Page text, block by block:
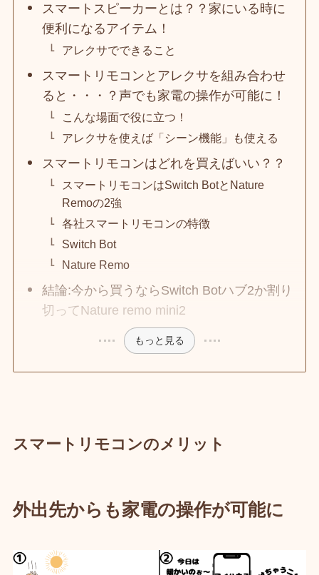
スマートスピーカーとは？？家にいる時に
便利になるアイテム！
アレクサでできること
スマートリモコンとアレクサを組み合わせ
ると・・・？声でも家電の操作が可能に！
こんな場面で役に立つ！
アレクサを使えば「シーン機能」も使える
スマートリモコンはどれを買えばいい？？
スマートリモコンはSwitch BotとNature
Remoの2強
各社スマートリモコンの特徴
Switch Bot
Nature Remo
結論:今から買うならSwitch Botハブ2か割り
切ってNature remo mini2
もっと見る
スマートリモコンのメリット
外出先からも家電の操作が可能に